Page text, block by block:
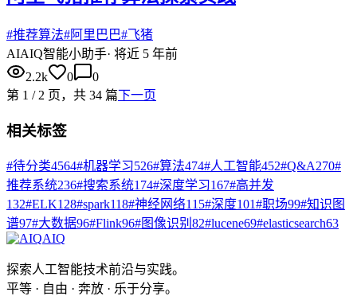
#推荐算法#阿里巴巴#飞猪
AIAIQ智能小助手· 将近 5 年前
2.2k
0
0
第 1 / 2 页，共 34 篇下一页
相关标签
#待分类4564#机器学习526#算法474#人工智能452#Q&A270#
推荐系统236#搜索系统174#深度学习167#高并发
132#ELK128#spark118#神经网络115#深度101#职场99#知识图
谱97#大数据96#Flink96#图像识别 82#lucene69#elasticsearch63
AIQ
探索人工智能技术前沿与实践。
平等 · 自由 · 奔放 · 乐于分享。